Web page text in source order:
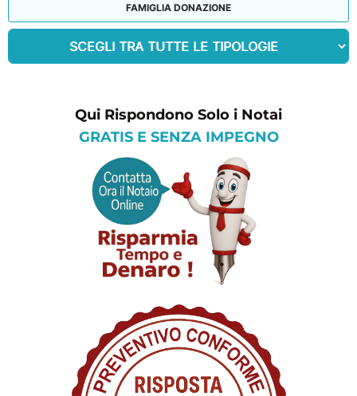
FAMIGLIA DONAZIONE
Qui Rispondono Solo i Notai
GRATIS E SENZA IMPEGNO